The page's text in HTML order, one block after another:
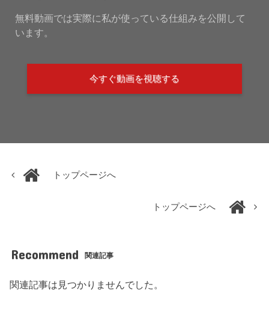
無料動画では実際に私が使っている仕組みを公開して
います。
今すぐ動画を視聴する
トップページへ
トップページへ
Recommend 関連記事
関連記事は見つかりませんでした。